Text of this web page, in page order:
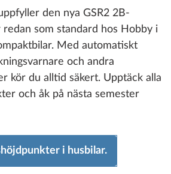
den nya GSR2 2B-
redan som standard hos Hobby i
Med automatiskt
och andra
kör du alltid säkert. Upptäck alla
och åk på nästa semester
i husbilar.